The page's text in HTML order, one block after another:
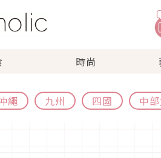
時尚
繩 九州 四國 中